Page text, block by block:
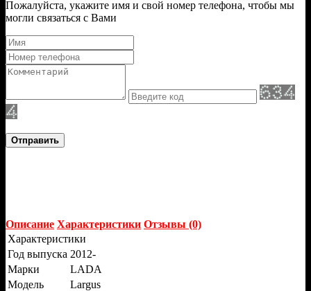
Пожалуйста, укажите имя и свой номер телефона, чтобы мы
могли связаться с Вами
Отправить
Описание Характеристики Отзывы (0)
Характеристики
Год выпуска 2012-
Марки
LADA
Модель
Largus